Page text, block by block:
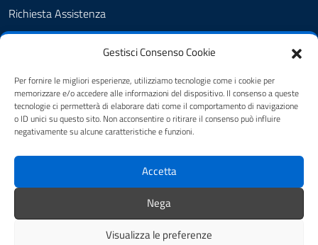
Gestisci Consenso Cookie
Per fornire le migliori esperienze, utilizziamo tecnologie come i cookie per
memorizzare e/o accedere alle informazioni del dispositivo. Il consenso a queste
tecnologie ci permetterà di elaborare dati come il comportamento di navigazione
o ID unici su questo sito. Non acconsentire o ritirare il consenso può influire
negativamente su alcune caratteristiche e funzioni.
Accetta
Nega
Visualizza le preferenze
Richiesta Assistenza
Amministrazione Trasparente
Cookie Policy
Informativa privacy
Dichiarazione di accessibilità
Feedback